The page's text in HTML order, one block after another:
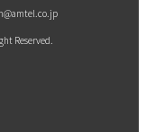
Reserved.